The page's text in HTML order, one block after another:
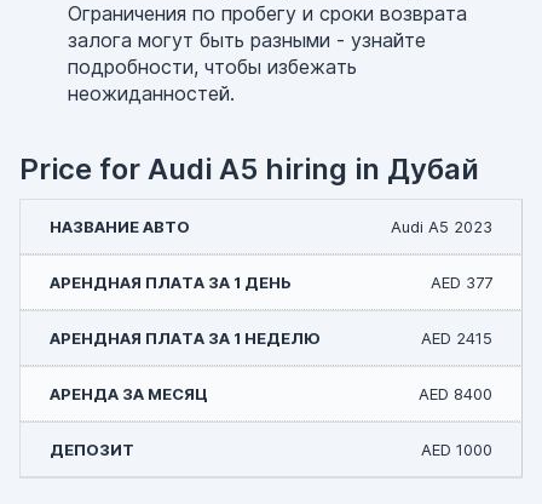
Ограничения по пробегу и сроки возврата
залога могут быть разными - узнайте
подробности, чтобы избежать
неожиданностей.
Price for Audi A5 hiring in Дубай
Audi A5 2023
AED 377
AED 2415
AED 8400
AED 1000